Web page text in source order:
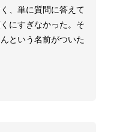
、単に質問に答えて
にすぎなかった。そ
という名前がついた